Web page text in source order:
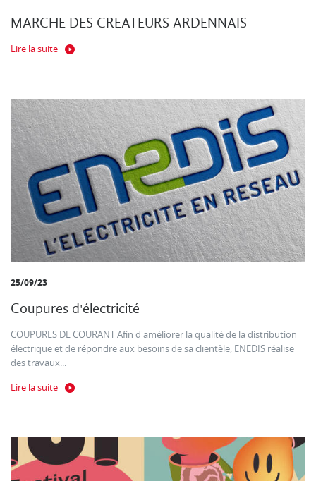
MARCHE DES CREATEURS ARDENNAIS
Lire la suite
25/09/23
Coupures d'électricité
COUPURES DE COURANT Afin d'améliorer la qualité de la distribution
électrique et de répondre aux besoins de sa clientèle, ENEDIS réalise
des travaux...
Lire la suite